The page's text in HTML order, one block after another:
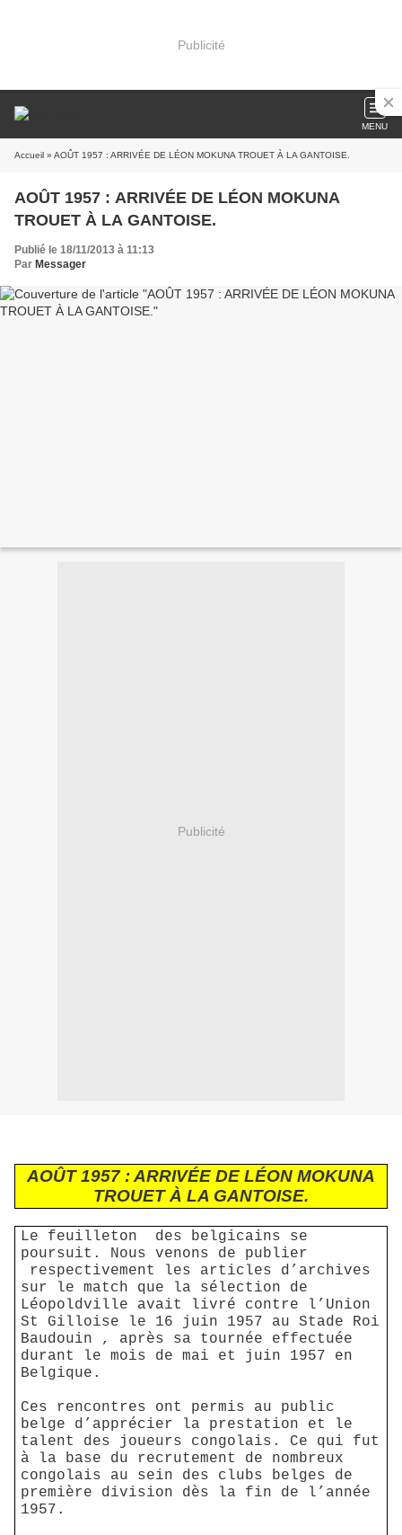
Publicité
MENU
Accueil » AOÛT 1957 : ARRIVÉE DE LÉON MOKUNA TROUET À LA GANTOISE.
AOÛT 1957 : ARRIVÉE DE LÉON MOKUNA
TROUET À LA GANTOISE.
Publié le 18/11/2013 à 11:13
Par Messager
Publicité
AOÛT 1957 : ARRIVÉE DE LÉON MOKUNA
TROUET À LA GANTOISE.
Le feuilleton
des belgicains se
poursuit. Nous venons de publier
respectivement les articles d’archives
sur le match que la sélection de
Léopoldville avait livré contre l’Union
St Gilloise le 16 juin 1957 au Stade Roi
Baudouin , après sa tournée effectuée
durant le mois de mai et juin 1957 en
Belgique.
Ces rencontres ont permis au public
belge d’apprécier la prestation et le
talent des joueurs congolais. Ce qui fut
à la base du recrutement de nombreux
congolais au sein des clubs belges de
première division dès la fin de l’année
1957.